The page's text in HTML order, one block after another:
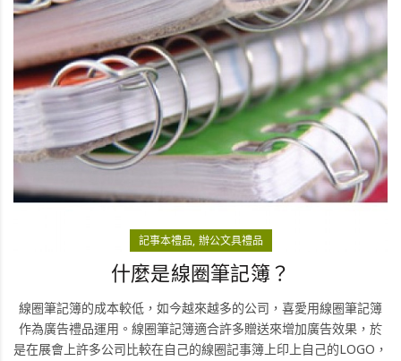
記事本禮品 辦公文具禮品
什麼是線圈筆記簿？
線圈筆記簿的成本較低，如今越來越多的公司，喜愛用線圈筆記簿
作為廣告禮品運用。線圈筆記簿適合許多贈送來增加廣告效果，於
是在展會上許多公司比較在自己的線圈記事簿上印上自己的LOGO，